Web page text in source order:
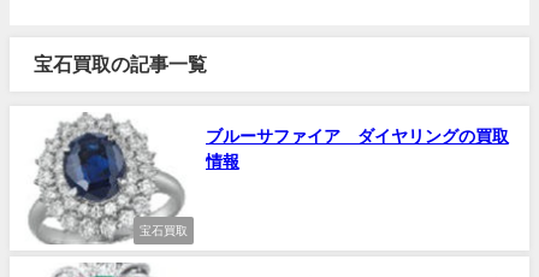
宝石買取の記事一覧
宝石買取
ブルーサファイア ダイヤリングの買取
情報